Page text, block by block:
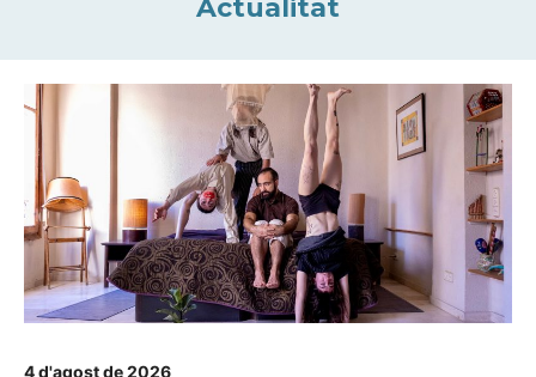
Actualitat
4 d'agost de 2026